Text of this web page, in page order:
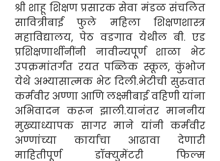
श्री शाहू शिक्षण प्रसारक सेवा मंडळ संचलित
सावित्रीबाई फुले महिला शिक्षणशास्त्र
महाविद्यालय, पेठ वडगाव येथील बी. एड
प्रशिक्षणार्थीनींनी नावीन्यपूर्ण शाळा भेट
उपक्रमांतर्गत रयत पब्लिक स्कूल, कुंभोज
येथे अभ्यासात्मक भेट दिली.भेटीची सुरुवात
कर्मवीर अण्णा आणि लक्ष्मीबाई वहिणी यांना
अभिवादन करून झाली.यानंतर माननीय
मुख्याध्यापक सागर माने यांनी कर्मवीर
अण्णांच्या कार्याचा आढावा देणारी
माहितीपूर्ण डॉक्युमेंटरी फिल्म